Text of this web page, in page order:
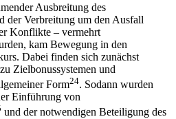
Ausbreitung des
der Verbreitung um den Ausfall
Konflikte – vermehrt
kam Bewegung in den
Dabei finden sich zunächst
Zielbonussystemen und
Form24. Sodann wurden
Einführung von
und der notwendigen Beteiligung des